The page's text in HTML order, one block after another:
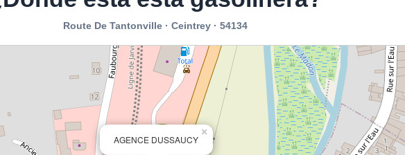
Route De Tantonville · Ceintrey · 54134
AGENCE DUSSAUCY
×